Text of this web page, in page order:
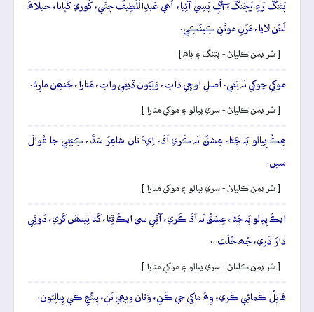
پَتَنگَ رَءِ رَچَنگَ، آڳِ پَسِي آئِيا، اُھي عَبدِالْلَطِيفُ چئَي، کُوري کَپايا، جيلاھَ
لَنئُن لايا، مَرَنِ موٽَنِ ڪِينَڪِي.
[ سُر يمن ڪلياڻ - پتنگ ۽ باھ ]
موکِي چوکِي نَہ ٿِئي، اَصلِ اوڇِي ذاتِ، وَٽِيُون ڏيئِي واتِ، مَتارا، جَنھِن مارِئا.
[ سُر يمن ڪلياڻ - سري پيالو ۽ موکي متارا ]
ھِڪُ پِيالو ٻَہ ڄَڻا، عِشقُ نَہ ڪَري اَڌَ، اِيءَ تان شاعِرَ سَڌَ، ڪِيَئِي جا قَوالَ
سين.
[ سُر يمن ڪلياڻ - سري پيالو ۽ موکي متارا ]
ايڪُ پِيالو ٻَہ ڄَڻا، عِشقُ نَہ اَڌَ ڪَري، آٽِي سي ايڪُ ٿِئا، کَتا نِينھَن کَري، دُوئِي
ڌارَ ڌَري، جُھ خُلَتَ…
[ سُر يمن ڪلياڻ - سري پيالو ۽ موکي متارا ]
قاتِلُ ڪَمائِي ڪَري، وِھُ ماکِي جي ڪَنِ، وَٽان ويھِي تَنِ، پِيئُجِ ڪي پِيالِيُون.